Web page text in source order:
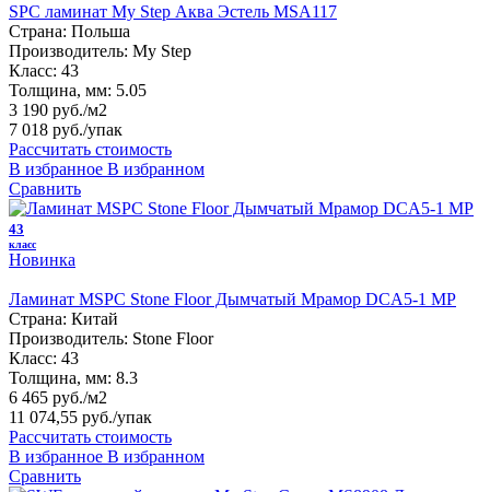
SPC ламинат My Step Аква Эстель MSA117
Страна: Польша
Производитель: My Step
Класс: 43
Толщина, мм: 5.05
3 190 руб./м2
7 018 руб./упак
Рассчитать стоимость
В избранное В избранном
Сравнить
43
класс
Новинка
Ламинат MSPC Stone Floor Дымчатый Мрамор DCA5-1 MP
Страна: Китай
Производитель: Stone Floor
Класс: 43
Толщина, мм: 8.3
6 465 руб./м2
11 074,55 руб./упак
Рассчитать стоимость
В избранное В избранном
Сравнить